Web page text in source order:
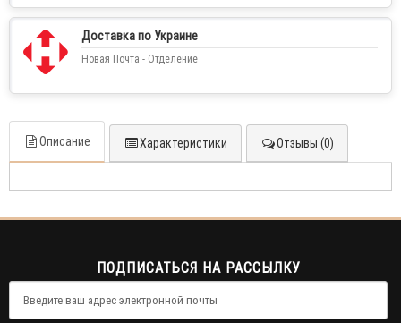
Доставка по Украине
Новая Почта - Отделение
Описание Характеристики Отзывы (0)
ПОДПИСАТЬСЯ НА РАССЫЛКУ